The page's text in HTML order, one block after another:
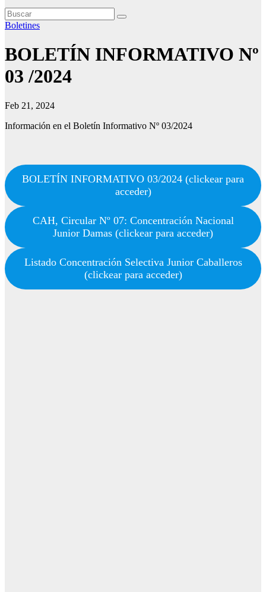
Boletines
BOLETÍN INFORMATIVO Nº
03 /2024
Feb 21, 2024
Información en el Boletín Informativo Nº 03/2024
BOLETÍN INFORMATIVO 03/2024 (clickear para
acceder)
CAH, Circular Nº 07: Concentración Nacional
Junior Damas (clickear para acceder)
Listado Concentración Selectiva Junior Caballeros
(clickear para acceder)